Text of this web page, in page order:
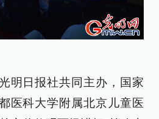
明日报社共同主办， 国家
医科大学附属北京儿童医